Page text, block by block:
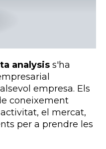
analysis s'ha
empresa. Els
coneixement
el mercat,
per a prendre les